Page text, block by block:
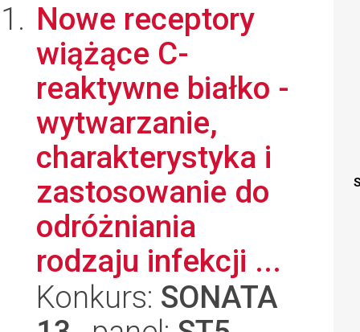
Nowe receptory
wiążące C-
reaktywne białko -
wytwarzanie,
charakterystyka i
zastosowanie do
odróżniania
rodzaju infekcji ...
Konkurs: SONATA